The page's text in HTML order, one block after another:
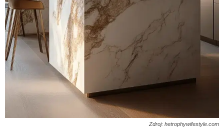
Zdroj: hetrophywifestyle.com